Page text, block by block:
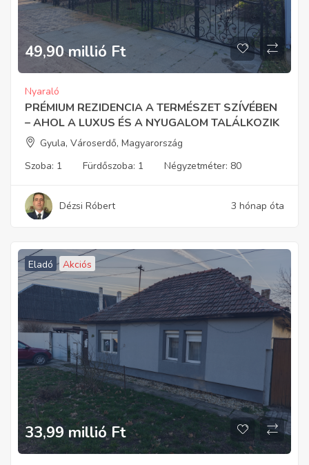
49,90 millió Ft
Nyaraló
PRÉMIUM REZIDENCIA A TERMÉSZET SZÍVÉBEN
– AHOL A LUXUS ÉS A NYUGALOM TALÁLKOZIK
Gyula, Városerdő, Magyarország
Szoba: 1 Fürdőszoba: 1 Négyzetméter: 80
Dézsi Róbert 3 hónap óta
Eladó Akciós
33,99 millió Ft